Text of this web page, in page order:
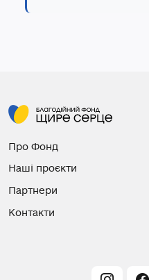
Про Фонд
Наші проєкти
Партнери
Контакти